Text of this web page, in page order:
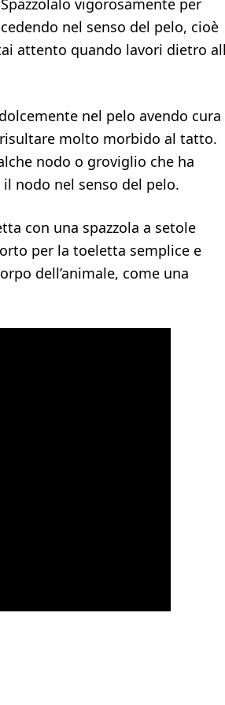
vigorosamente per
nel senso del pelo, cioè
attento quando lavori dietro
nel pelo avendo cura
molto morbido al tatto.
nodo o groviglio che ha
nodo nel senso del pelo.
con una spazzola a setole
per la toeletta semplice e
dell’animale, come una